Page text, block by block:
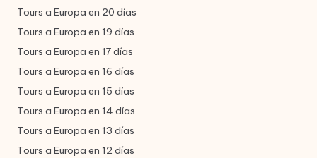
Tours a Europa en 20 días
Tours a Europa en 19 días
Tours a Europa en 17 días
Tours a Europa en 16 días
Tours a Europa en 15 días
Tours a Europa en 14 días
Tours a Europa en 13 días
Tours a Europa en 12 días